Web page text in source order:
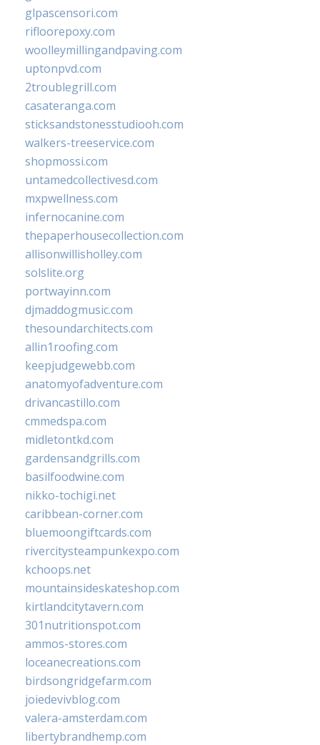
glpascensori.com
rifloorepoxy.com
woolleymillingandpaving.com
uptonpvd.com
2troublegrill.com
casateranga.com
sticksandstonesstudiooh.com
walkers-treeservice.com
shopmossi.com
untamedcollectivesd.com
mxpwellness.com
infernocanine.com
thepaperhousecollection.com
allisonwillisholley.com
solslite.org
portwayinn.com
djmaddogmusic.com
thesoundarchitects.com
allin1roofing.com
keepjudgewebb.com
anatomyofadventure.com
drivancastillo.com
cmmedspa.com
midletontkd.com
gardensandgrills.com
basilfoodwine.com
nikko-tochigi.net
caribbean-corner.com
bluemoongiftcards.com
rivercitysteampunkexpo.com
kchoops.net
mountainsideskateshop.com
kirtlandcitytavern.com
301nutritionspot.com
ammos-stores.com
loceanecreations.com
birdsongridgefarm.com
joiedevivblog.com
valera-amsterdam.com
libertybrandhemp.com